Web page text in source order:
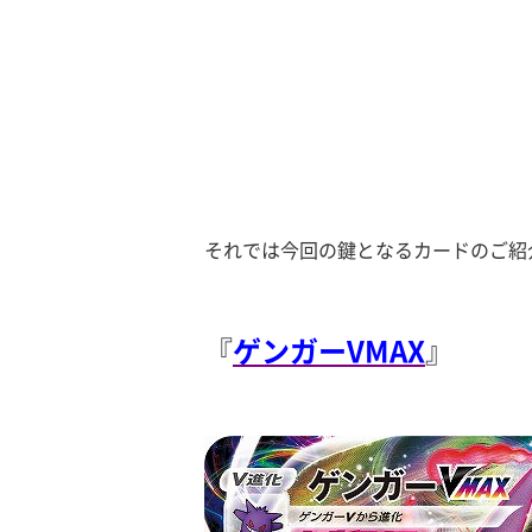
それでは今回の鍵となるカードのご
『ゲンガーVMAX』